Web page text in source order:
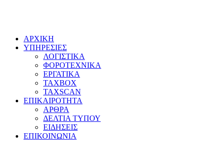
ΑΡΧΙΚΗ
ΥΠΗΡΕΣΙΕΣ
ΛΟΓΙΣΤΙΚΑ
ΦΟΡΟΤΕΧΝΙΚΑ
ΕΡΓΑΤΙΚΑ
TAXBOX
TAXSCAN
ΕΠΙΚΑΙΡΟΤΗΤΑ
ΑΡΘΡΑ
ΔΕΛΤΙΑ ΤΥΠΟΥ
ΕΙΔΗΣΕΙΣ
ΕΠΙΚΟΙΝΩΝΙΑ